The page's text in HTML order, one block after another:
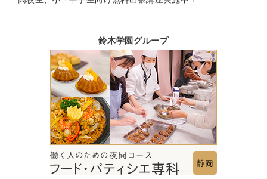
鈴木学園グループ